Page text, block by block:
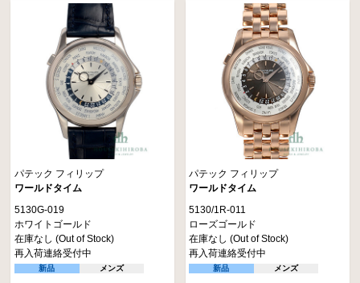
パテック フィリップ
ワールドタイム
5130G-019
ホワイトゴールド
在庫なし (Out of Stock)
再入荷連絡受付中
新品 メンズ
パテック フィリップ
ワールドタイム
5130/1R-011
ローズゴールド
在庫なし (Out of Stock)
再入荷連絡受付中
新品 メンズ